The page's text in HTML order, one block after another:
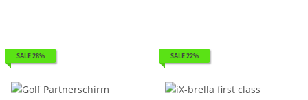
SALE 28% SALE 22%